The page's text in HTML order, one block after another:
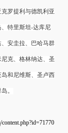
罗提利与德凯利亚
特里斯坦-达库尼
安圭拉、巴哈马群
克、格林纳达、圣
和尼维斯、圣卢西
。